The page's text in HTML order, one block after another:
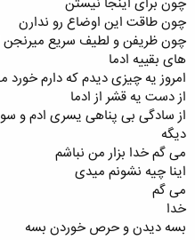
چون طاقت این اوضاع رو ندارن
چون ظریفن و لطیف سریع میرنجن
های بقییه ادما
امروز یه چیزی دیدم که دارم خورد
از دست یه قشر از ادما
از سادگی بی پناهی یسری ادم و
دیگه
می گم خدا بزار من نباشم
اینا چیه نشونم میدی
می گم
خدا
بسه دیدن و حرص خوردن بسه